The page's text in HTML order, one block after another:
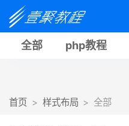
全部 php教程
首页 样式布局 全部